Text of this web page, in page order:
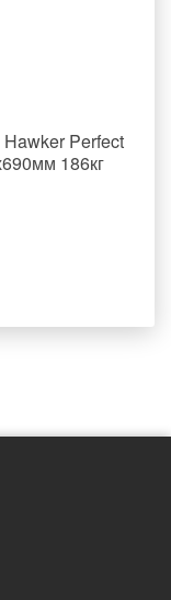
Hawker Perfect
186кг